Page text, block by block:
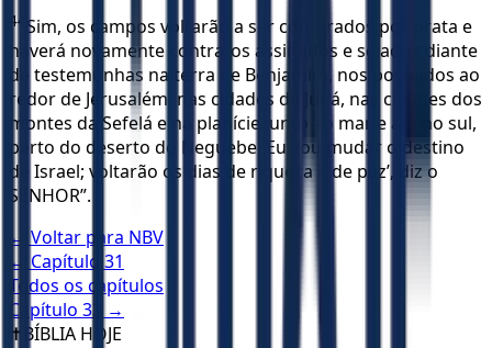
44 Sim, os campos voltarão a ser comprados por prata e
haverá novamente contratos assinados e selados diante
de testemunhas na terra de Benjamim, nos povoados ao
redor de Jerusalém, nas cidades de Judá, nas cidades dos
montes da Sefelá e na planície junto ao mar e até no sul,
perto do deserto do Neguebe. Eu vou mudar o destino
de Israel; voltarão os dias de riqueza e de paz’, diz o
SENHOR”.
← Voltar para NBV
← Capítulo 31
Todos os capítulos
Capítulo 33
→
✝️ BÍBLIA HOJE